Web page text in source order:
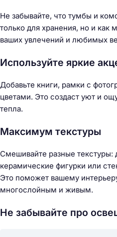
Не забывайте, что тумбы и
только для хранения, но и как
ваших увлечений и любимых
Используйте яркие
Добавьте книги, рамки с
цветами. Это создаст уют и
тепла.
Максимум текстуры
Смешивайте разные текстуры:
керамические фигурки или
Это поможет вашему
многослойным и живым.
Не забывайте про
Н
а
й
и